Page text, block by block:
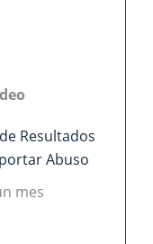
Resultados
Abuso
mes